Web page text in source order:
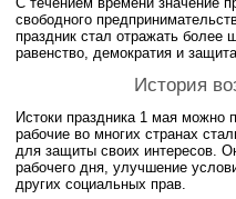
свободного
праздник стал отражать более
равенство, демократия и
История
Истоки праздника 1 мая можно
рабочие во многих странах
для защиты своих интересов.
рабочего дня, улучшение
других социальных прав.